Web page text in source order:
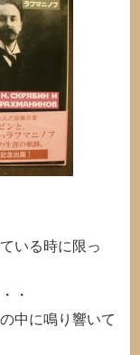
いる時に限っ
・
中に鳴り響いて